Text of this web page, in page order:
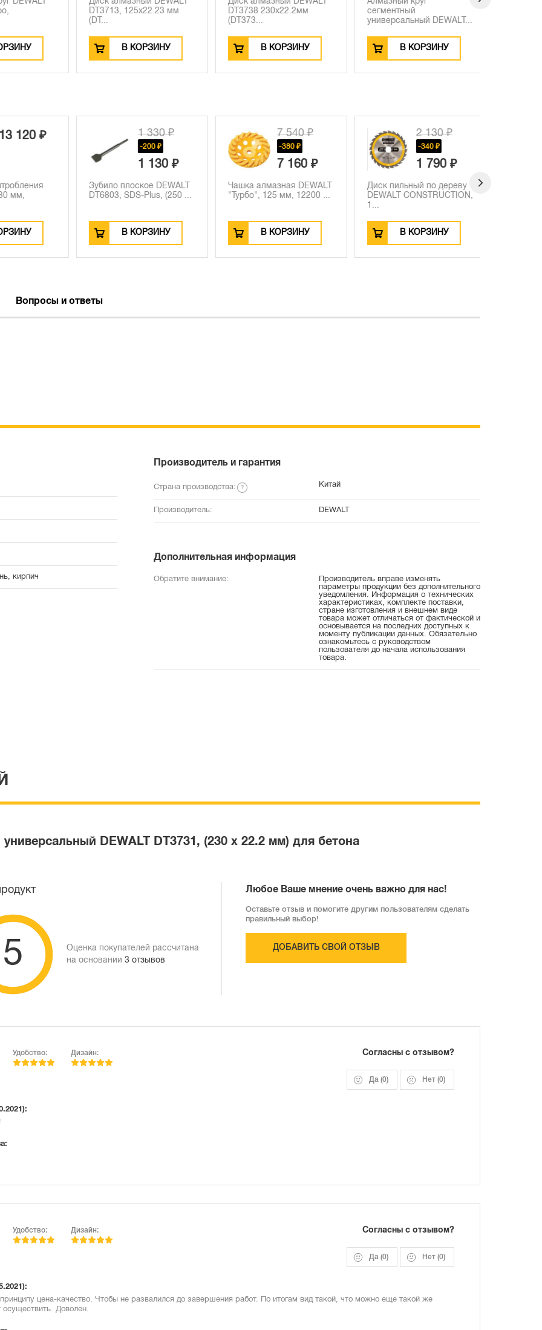
DT3713, 125х22.23 мм
(DT...
В КОРЗИНУ
DT3738 230х22.2мм
(DT373...
В КОРЗИНУ
сегментный
универсальный DEWALT...
В КОРЗИНУ
120 ₽
мм,
1 330 ₽
-200 ₽
1 130 ₽
Зубило плоское DEWALT
DT6803, SDS-Plus, (250 ...
В КОРЗИНУ
7 540 ₽
-380 ₽
7 160 ₽
Чашка алмазная DEWALT
"Турбо", 125 мм, 12200 ...
В КОРЗИНУ
2 130 ₽
-340 ₽
1 790 ₽
Диск пильный по дереву
DEWALT CONSTRUCTION,
1...
В КОРЗИНУ
Вопросы и ответы
кирпич
Производитель и гарантия
Страна производства: Китай
Производитель: DEWALT
Дополнительная информация
Обратите внимание:
Производитель вправе изменять
параметры продукции без дополнительного
уведомления. Информация о технических
характеристиках, комплекте поставки,
стране изготовления и внешнем виде
товара может отличаться от фактической и
основывается на последних доступных к
моменту публикации данных. Обязательно
ознакомьтесь с руководством
пользователя до начала использования
товара.
DEWALT DT3731, (230 x 22.2 мм) для бетона
5
Оценка покупателей рассчитана
на основании 3 отзывов
Любое Ваше мнение очень важно для нас!
Оставьте отзыв и помогите другим пользователям сделать
правильный выбор!
ДОБАВИТЬ СВОЙ ОТЗЫВ
Удобство: Дизайн: Согласны с отзывом?
Да (0) Нет (0)
Удобство: Дизайн: Согласны с отзывом?
Да (0) Нет (0)
цена-качество. Чтобы не развалился до завершения работ. По итогам вид такой, что можно еще такой же
осуществить. Доволен.